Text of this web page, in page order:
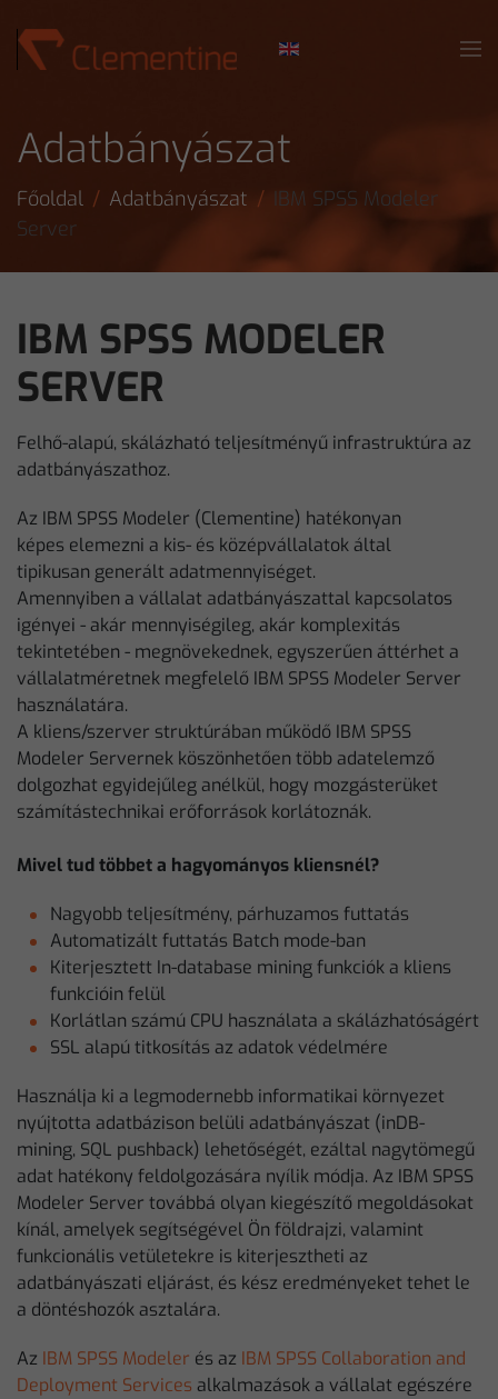
Skip to main content
Adatbányászat
Főoldal Adatbányászat
IBM SPSS Modeler
Server
IBM SPSS MODELER
SERVER
Felhő-alapú, skálázható teljesítményű infrastruktúra az
adatbányászathoz.
Az IBM SPSS Modeler (Clementine) hatékonyan
képes elemezni a kis- és középvállalatok által
tipikusan generált adatmennyiséget.
Amennyiben a vállalat adatbányászattal kapcsolatos
igényei - akár mennyiségileg, akár komplexitás
tekintetében - megnövekednek, egyszerűen áttérhet a
vállalatméretnek megfelelő IBM SPSS Modeler Server
használatára.
A kliens/szerver struktúrában működő IBM SPSS
Modeler Servernek köszönhetően több adatelemző
dolgozhat egyidejűleg anélkül, hogy mozgásterüket
számítástechnikai erőforrások korlátoznák.
Mivel tud többet a hagyományos kliensnél?
Nagyobb teljesítmény, párhuzamos futtatás
Automatizált futtatás Batch mode-ban
Kiterjesztett In-database mining funkciók a kliens
funkcióin felül
Korlátlan számú CPU használata a skálázhatóságért
SSL alapú titkosítás az adatok védelmére
Használja ki a legmodernebb informatikai környezet
nyújtotta adatbázison belüli adatbányászat (inDB-
mining, SQL pushback) lehetőségét, ezáltal nagytömegű
adat hatékony feldolgozására nyílik módja. Az IBM SPSS
Modeler Server továbbá olyan kiegészítő megoldásokat
kínál, amelyek segítségével Ön földrajzi, valamint
funkcionális vetületekre is kiterjesztheti az
adatbányászati eljárást, és kész eredményeket tehet le
a döntéshozók asztalára.
Az IBM SPSS Modeler és az IBM SPSS Collaboration and
Deployment Services alkalmazások a vállalat egészére